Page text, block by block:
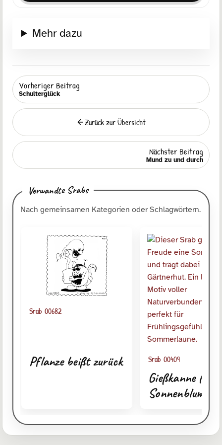
Mehr dazu
Vorheriger Beitrag
Schulterglück
Zurück
Zurück zur Übersicht
Nächster Beitrag
Mund zu und durch
Verwandte Srabs
Nach gemeinsamen Kategorien oder Schlagwörtern.
Srab 00682
Pflanze beißt zurück Srab 00409
Gießkanne für
Sonnenblume